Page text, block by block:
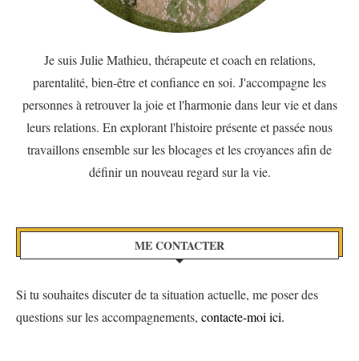
Je suis Julie Mathieu, thérapeute et coach en relations,
parentalité, bien-être et confiance en soi. J'accompagne les
personnes à retrouver la joie et l'harmonie dans leur vie et dans
leurs relations. En explorant l'histoire présente et passée nous
travaillons ensemble sur les blocages et les croyances afin de
définir un nouveau regard sur la vie.
ME CONTACTER
Si tu souhaites discuter de ta situation actuelle, me poser des
questions sur les accompagnements, contacte-moi ici.